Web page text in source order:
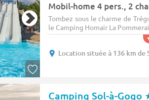
Mobil-home 4 pers., 2
Tombez sous le charme de
le Camping Homair La
Location située à 136 km de
Camping Sol-à-Gogo